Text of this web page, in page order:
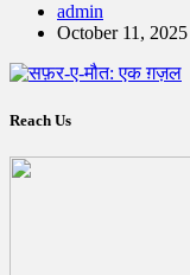
admin
October 11, 2025
Reach Us